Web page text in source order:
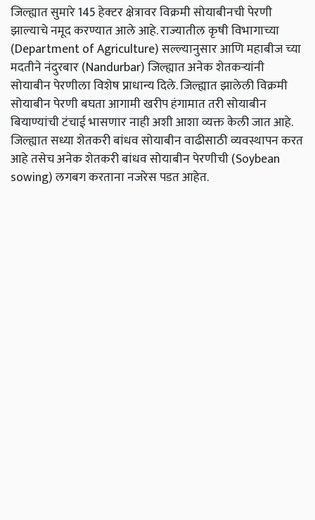
जिल्ह्यात सुमारे 145 हेक्‍टर क्षेत्रावर विक्रमी सोयाबीनची पेरणी
झाल्याचे नमूद करण्यात आले आहे. राज्यातील कृषी विभागाच्या
(Department of Agriculture) सल्ल्यानुसार आणि महाबीज च्या
मदतीने नंदुरबार (Nandurbar) जिल्ह्यात अनेक शेतकऱ्यांनी
सोयाबीन पेरणीला विशेष प्राधान्य दिले. जिल्ह्यात झालेली विक्रमी
सोयाबीन पेरणी बघता आगामी खरीप हंगामात तरी सोयाबीन
बियाण्यांची टंचाई भासणार नाही अशी आशा व्यक्त केली जात आहे.
जिल्ह्यात सध्या शेतकरी बांधव सोयाबीन वाढीसाठी व्यवस्थापन करत
आहे तसेच अनेक शेतकरी बांधव सोयाबीन पेरणीची (Soybean
sowing) लगबग करताना नजरेस पडत आहेत.